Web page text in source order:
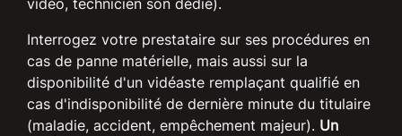
vidéo, technicien son dédié).
Interrogez votre prestataire sur ses procédures en
cas de panne matérielle, mais aussi sur la
disponibilité d'un vidéaste remplaçant qualifié en
cas d'indisponibilité de dernière minute du titulaire
(maladie, accident, empêchement majeur). Un